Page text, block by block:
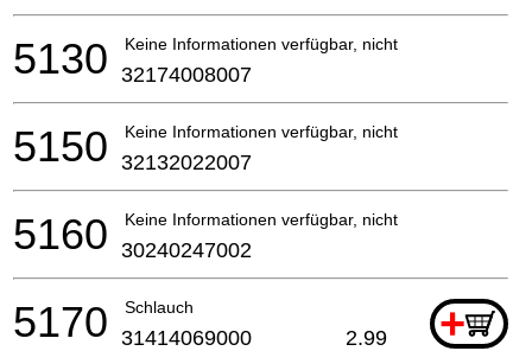
Keine Informationen verfügbar, nicht bestellbar
5130 32174008007
Keine Informationen verfügbar, nicht bestellbar
5150 32132022007
Keine Informationen verfügbar, nicht bestellbar
5160 30240247002
Schlauch +
5170 31414069000 2.99